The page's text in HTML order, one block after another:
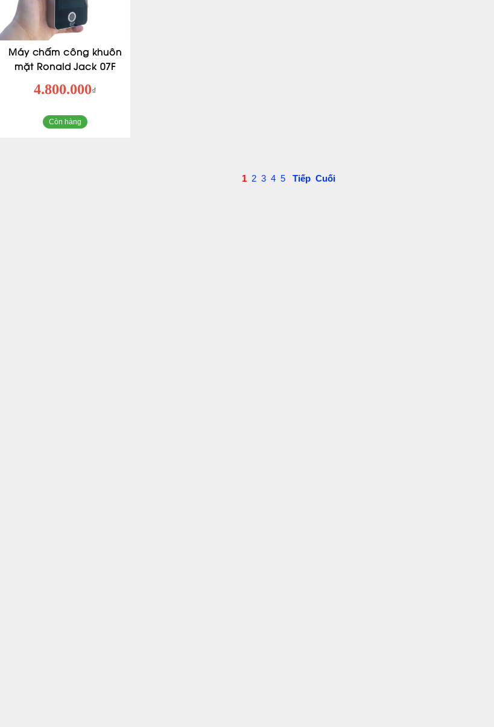
Máy chấm công khuôn
mặt Ronald Jack 07F
4.800.000₫
Còn hàng
1 2 3 4 5 Tiếp Cuối